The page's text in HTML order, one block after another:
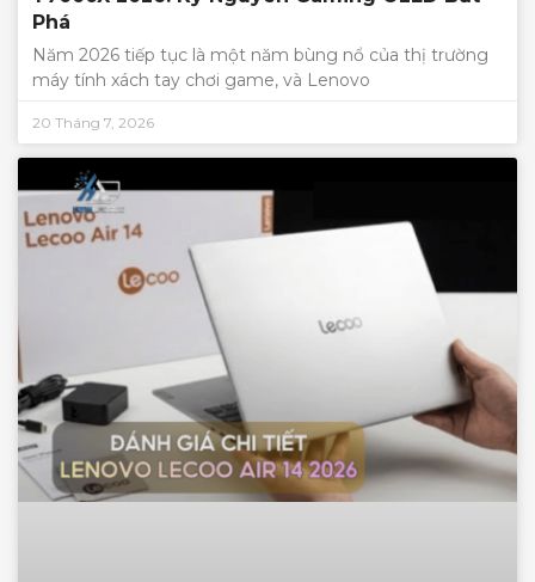
Phá
Năm 2026 tiếp tục là một năm bùng nổ của thị trường
máy tính xách tay chơi game, và Lenovo
20 Tháng 7, 2026